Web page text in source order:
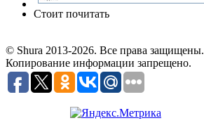
Стоит почитать
© Shura 2013-2026. Все права защищены.
Копирование информации запрещено.